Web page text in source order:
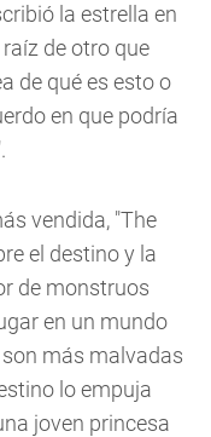
la estrella en
de otro que
de qué es esto o
en que podría
vendida, "The
el destino y la
de monstruos
en un mundo
más malvadas
lo empuja
joven princesa